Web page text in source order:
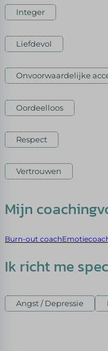
Integer
Liefdevol
Onvoorwaardelijke
Oordeelloos
Respect
Vertrouwen
Mijn
Burn-out coach
Ik richt me
Angst / Depressie